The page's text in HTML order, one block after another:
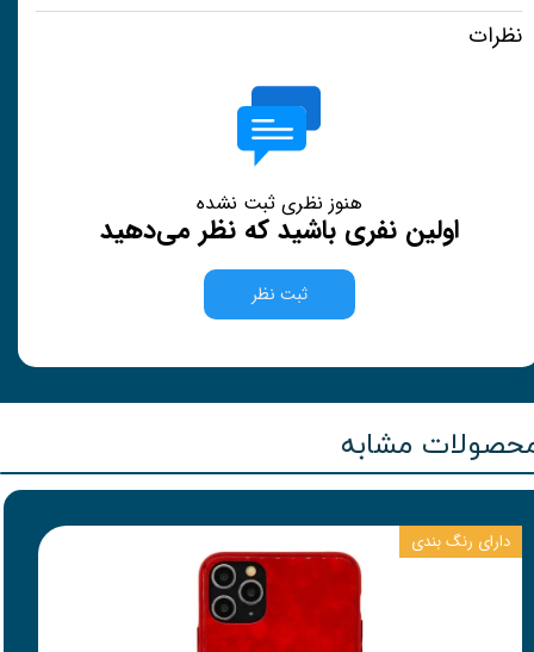
نظرات
هنوز نظری ثبت نشده
اولین نفری باشید که نظر می‌دهید
ثبت نظر
مشابه
دارای رنگ بندی